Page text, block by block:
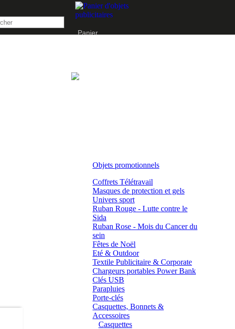
Panier
Objets promotionnels
Coffrets Télétravail
Masques de protection et gels
Univers sport
Ruban Rouge - Lutte contre le
Sida
Ruban Rose - Mois du Cancer du
sein
Fêtes de Noël
Eté & Outdoor
Textile Publicitaire & Corporate
Chargeurs portables Power Bank
Clés USB
Parapluies
Porte-clés
Casquettes, Bonnets &
Accessoires
Casquettes